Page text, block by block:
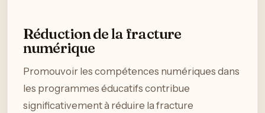
Réduction de la fracture
numérique
Promouvoir les compétences numériques dans
les programmes éducatifs contribue
significativement à réduire la fracture